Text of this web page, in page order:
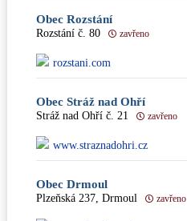
Obec Rozstání
Rozstání č. 80 zavřeno
rozstani.com
Obec Stráž nad Ohří
Stráž nad Ohří č. 21 zavřeno
www.straznadohri.cz
Obec Drmoul
Plzeňská 237, Drmoul zavřeno